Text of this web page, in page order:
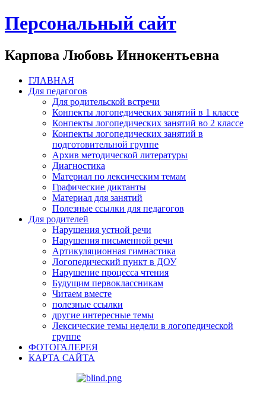
Персональный сайт
Карпова Любовь Иннокентьевна
ГЛАВНАЯ
Для педагогов
Для родительской встречи
Конпекты логопедических занятий в 1 классе
Конпекты логопедических занятий во 2 классе
Конпекты логопедических занятий в
подготовительной группе
Архив методической литературы
Диагностика
Материал по лексическим темам
Графические диктанты
Материал для занятий
Полезные ссылки для педагогов
Для родителей
Нарушения устной речи
Нарушения письменной речи
Артикуляционная гимнастика
Логопедический пункт в ДОУ
Нарушение процесса чтения
Будущим первоклассникам
Читаем вместе
полезные ссылки
другие интересные темы
Лексические темы недели в логопедической
группе
ФОТОГАЛЕРЕЯ
КАРТА САЙТА